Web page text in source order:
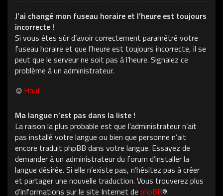
J’ai changé mon fuseau horaire et l’heure est toujours
incorrecte !
Si vous êtes sûr d’avoir correctement paramétré votre
fuseau horaire et que l’heure est toujours incorrecte, il se
peut que le serveur ne soit pas à l’heure. Signalez ce
problème à un administrateur.
Haut
Ma langue n’est pas dans la liste !
La raison la plus probable est que l’administrateur n’ait
pas installé votre langue ou bien que personne n’ait
encore traduit phpBB dans votre langue. Essayez de
demander à un administrateur du forum d’installer la
langue désirée. Si elle n’existe pas, n’hésitez pas à créer
et partager une nouvelle traduction. Vous trouverez plus
d’informations sur le site Internet de phpBB®.